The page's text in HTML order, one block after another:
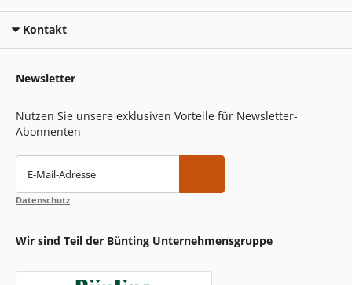
Kontakt
Newsletter
Nutzen Sie unsere exklusiven Vorteile für Newsletter-
Abonnenten
E-Mail-Adresse
Datenschutz
Wir sind Teil der Bünting Unternehmensgruppe